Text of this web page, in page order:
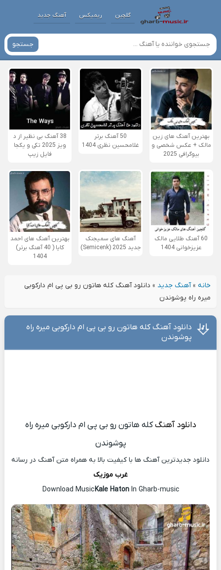
گلچین ریمیکس آهنگ جدید
جستجو
بهترین آهنگ های زین
مالک + عکس شخصی و
بیوگرافی 2025
50 آهنگ برتر
غلامحسین نظری 1404
38 آهنگ بی نظیر از د
ویز 2025 تکی و یکجا
فایل زیپ
60 آهنگ طلایی مالک
عزیزخوانی 1404
آهنگ های سمیجنک
جدید 2025 (Semicenk)
بهترین آهنگ های احمد
کایا ( 40 آهنگ برتر)
1404
خانه»آهنگ جدید » دانلود آهنگ کله هاتون رو بی پی ام دارکوبی
میره راه پوشوندن
دانلود آهنگ کله هاتون رو بی پی ام دارکوبی میره راه
پوشوندن
دانلود آهنگکله هاتون رو بی پی ام دارکوبی میره راه
پوشوندن
دانلود جدیدترین آهنگ ها با کیفیت بالا به همراه متن آهنگ در رسانه
غرب موزیک
Download MusicKale HatonIn Gharb-music